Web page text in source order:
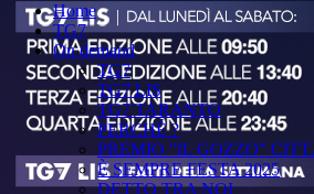
Home
TG7
On demand
TG7
TG7 LIS
TG7 TARANTO
PERCHÉ ?
PREMIO "IL GOZZO"
È SEMPRE FESTA 2025
DETTO TRA NOI